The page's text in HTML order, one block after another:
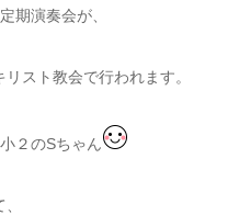
期演奏会が、
スト教会で行われます。
２のSちゃん